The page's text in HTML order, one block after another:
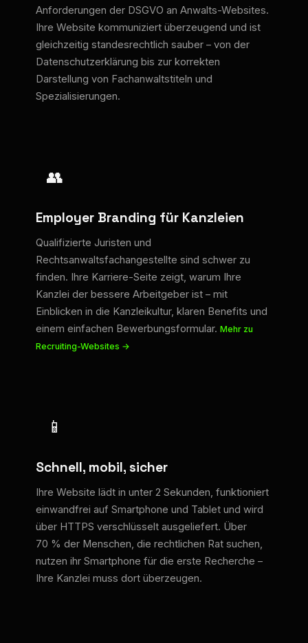
Anforderungen der DSGVO an Anwalts-Websites.
Ihre Website kommuniziert überzeugend und ist
gleichzeitig standesrechtlich sauber – von der
Datenschutzerklärung bis zur korrekten
Darstellung von Fachanwaltstiteln und
Spezialisierungen.
👥
Employer Branding für Kanzleien
Qualifizierte Juristen und
Rechtsanwaltsfachangestellte sind schwer zu
finden. Ihre Karriere-Seite zeigt, warum Ihre
Kanzlei der bessere Arbeitgeber ist – mit
Einblicken in die Kanzleikultur, klaren Benefits und
einem einfachen Bewerbungsformular. Mehr zu
Recruiting-Websites →
📱
Schnell, mobil, sicher
Ihre Website lädt in unter 2 Sekunden, funktioniert
einwandfrei auf Smartphone und Tablet und wird
über HTTPS verschlüsselt ausgeliefert. Über
70 % der Menschen, die rechtlichen Rat suchen,
nutzen ihr Smartphone für die erste Recherche –
Ihre Kanzlei muss dort überzeugen.